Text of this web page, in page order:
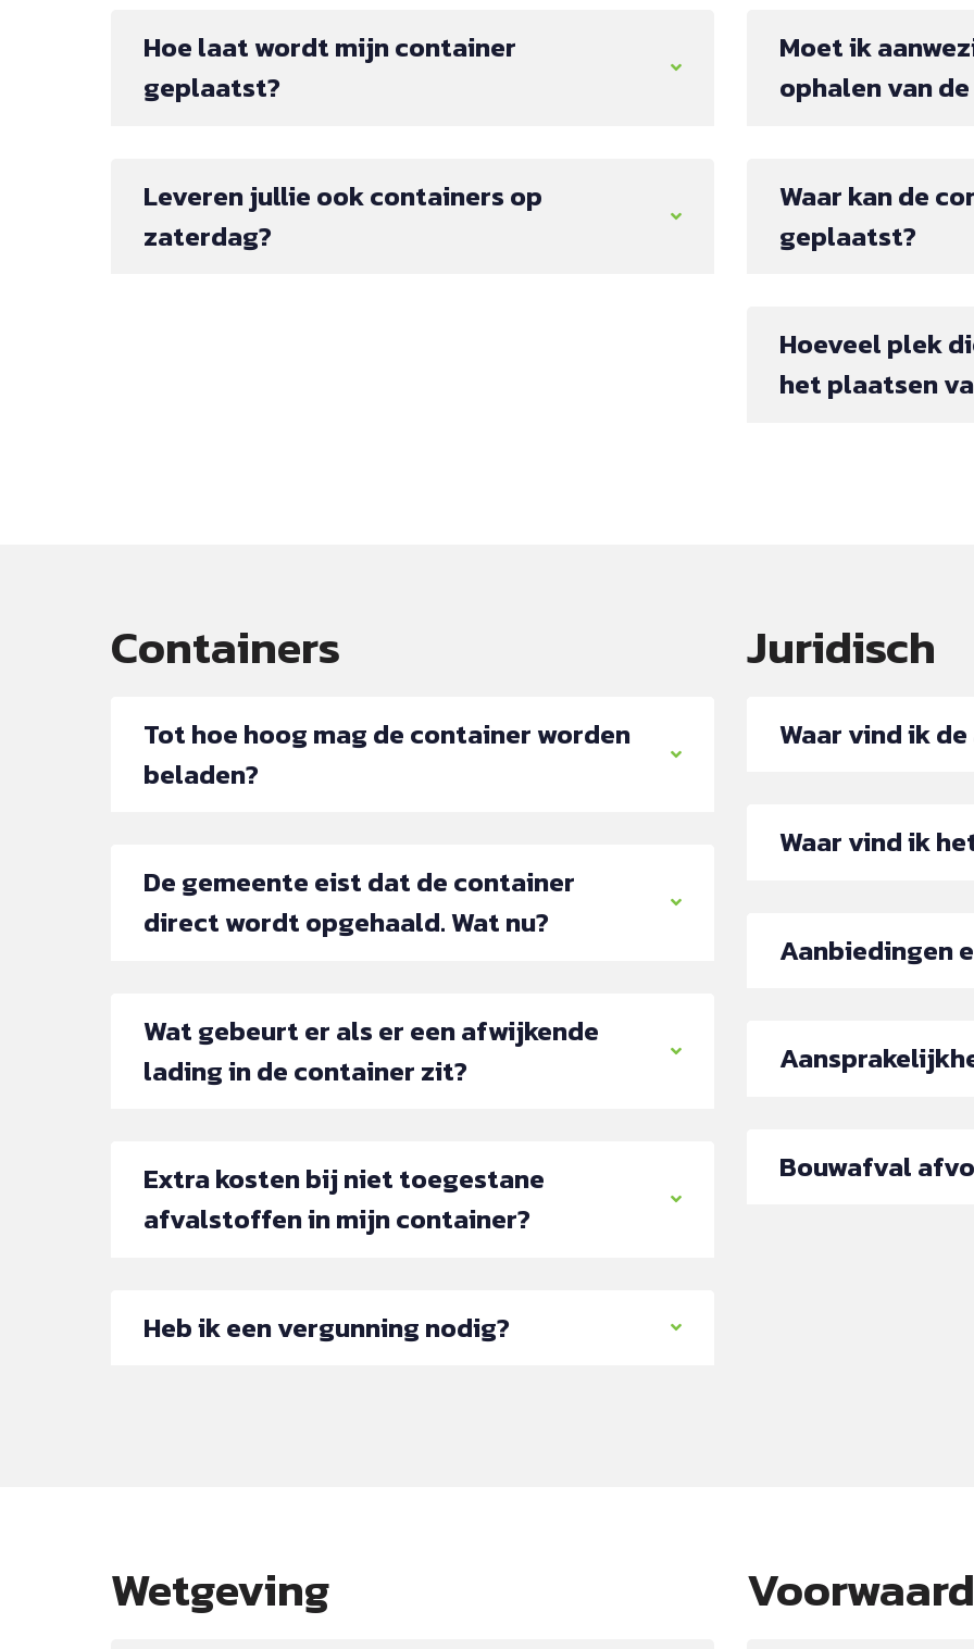
Hoe laat wordt mijn container
geplaatst?
Leveren jullie ook containers op
zaterdag?
Moet ik
ophalen van
Waar kan de
geplaatst?
Hoeveel plek
het plaatsen
Containers
Tot hoe hoog mag de container worden
beladen?
De gemeente eist dat de container
direct wordt opgehaald. Wat nu?
Wat gebeurt er als er een afwijkende
lading in de container zit?
Extra kosten bij niet toegestane
afvalstoffen in mijn container?
Heb ik een vergunning nodig?
Juridisch
Waar vind ik
Waar vind ik
Aanbiedingen
Bouwafval
Wetgeving